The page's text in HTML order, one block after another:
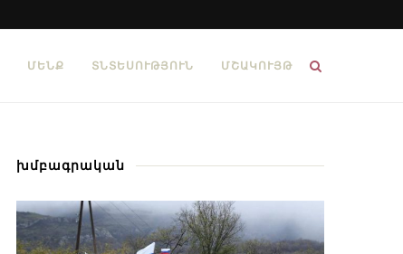
ՄԵՆՔ ՏՆՏԵՍՈՒԹՅՈՒՆ ՄՇԱԿՈՒՅԹ
խմբագրական